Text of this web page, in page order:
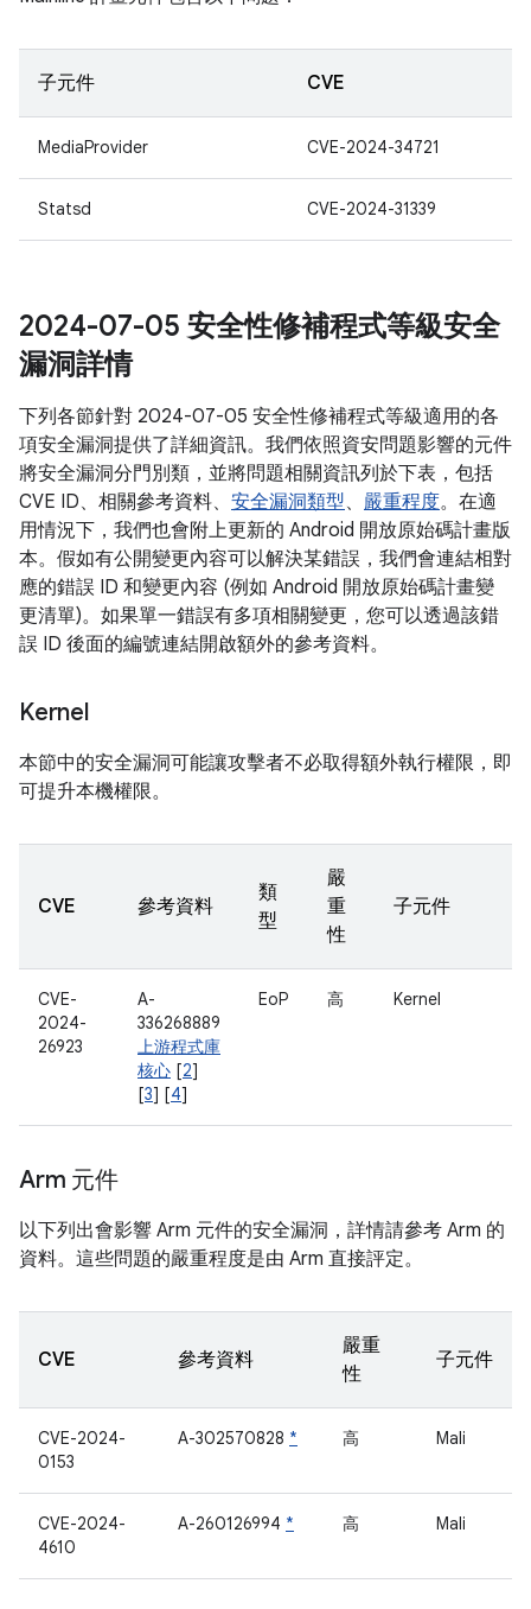
子元件 CVE
MediaProvider CVE-2024-34721
Statsd CVE-2024-31339
2024-07-05 安全性修補程式等級安全
漏洞詳情
下列各節針對 2024-07-05 安全性修補程式等級適用的各
項安全漏洞提供了詳細資訊。我們依照資安問題影響的元件
將安全漏洞分門別類，並將問題相關資訊列於下表，包括
CVE ID、相關參考資料、 安全漏洞類型、 嚴重程度。在適
用情況下，我們也會附上更新的 Android 開放原始碼計畫版
本。假如有公開變更內容可以解決某錯誤，我們會連結相對
應的錯誤 ID 和變更內容 (例如 Android 開放原始碼計畫變
更清單)。如果單一錯誤有多項相關變更，您可以透過該錯
誤 ID 後面的編號連結開啟額外的參考資料。
Kernel
本節中的安全漏洞可能讓攻擊者不必取得額外執行權限，即
可提升本機權限。
CVE 參考資料
類
型
嚴
重
性
子元件
CVE-
2024-
26923
A-
336268889
上游程式庫
核心 [2]
[3] [4]
EoP 高 Kernel
Arm 元件
以下列出會影響 Arm 元件的安全漏洞，詳情請參考 Arm 的
資料。這些問題的嚴重程度是由 Arm 直接評定。
CVE 參考資料
嚴重
性
子元件
CVE-2024-
0153
A-302570828 * 高 Mali
CVE-2024-
4610
A-260126994 * 高 Mali